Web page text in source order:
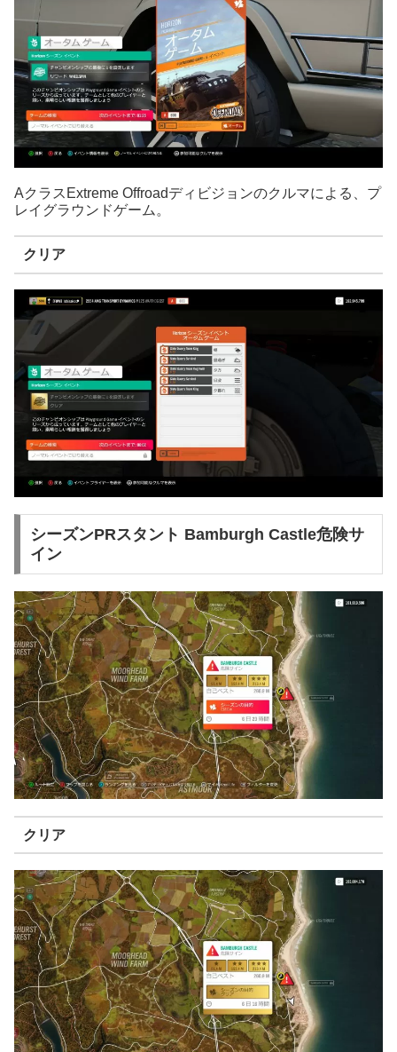
AクラスExtreme Offroadディビジョンのクルマによる、プ
レイグラウンドゲーム。
クリア
シーズンPRスタント Bamburgh Castle危険サ
イン
クリア